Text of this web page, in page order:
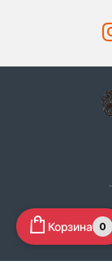
Корзина 0